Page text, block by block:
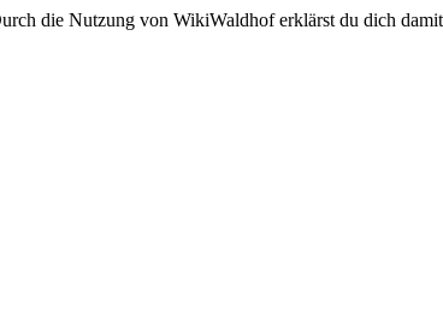
die Nutzung von WikiWaldhof erklärst du dich